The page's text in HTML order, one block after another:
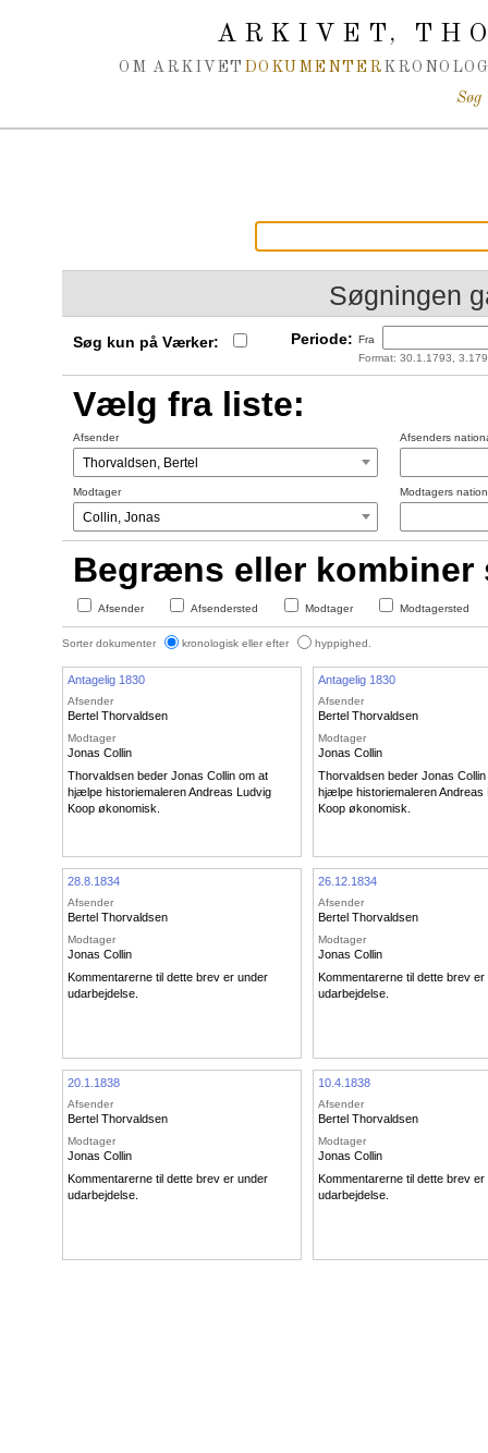
ARKIVET,
OM ARKIVET DOKUMENTER
Søg
Søgningen
Søg kun på Værker: Periode: Fra
Format: 30.1.1793,
Vælg fra liste:
Afsender Afsenders
Modtager Modtagers
Begræns eller kombiner
Afsender Afsendersted Modtager Modtagersted
Sorter dokumenter kronologisk eller efter hyppighed.
Antagelig 1830
Afsender
Bertel Thorvaldsen
Modtager
Jonas Collin
Thorvaldsen beder Jonas Collin om at
hjælpe historiemaleren Andreas Ludvig
Koop økonomisk.
Antagelig 1830
Afsender
Bertel Thorvaldsen
Modtager
Jonas Collin
Thorvaldsen beder Jonas Collin
hjælpe historiemaleren Andreas
Koop økonomisk.
28.8.1834
Afsender
Bertel Thorvaldsen
Modtager
Jonas Collin
Kommentarerne til dette brev er under
udarbejdelse.
26.12.1834
Afsender
Bertel Thorvaldsen
Modtager
Jonas Collin
Kommentarerne til dette brev er
udarbejdelse.
20.1.1838
Afsender
Bertel Thorvaldsen
Modtager
Jonas Collin
Kommentarerne til dette brev er under
udarbejdelse.
10.4.1838
Afsender
Bertel Thorvaldsen
Modtager
Jonas Collin
Kommentarerne til dette brev er
udarbejdelse.